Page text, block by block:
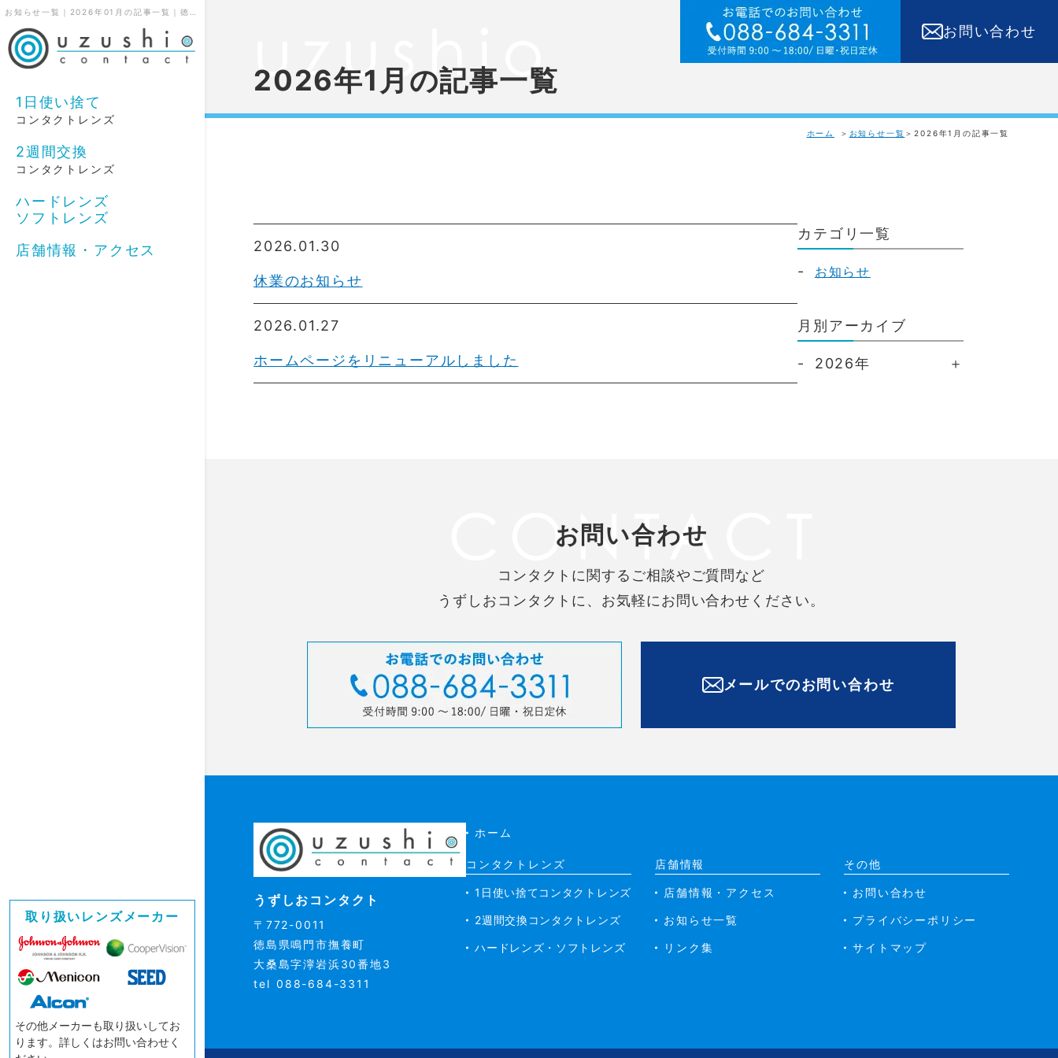
1日使い捨て
コンタクトレンズ
2週間交換
コンタクトレンズ
ハードレンズ
ソフトレンズ
店舗情報・アクセス
取り扱いレンズメーカー
その他メーカーも取り扱いしてお
ります。 詳しくはお問い合わせく
2026年1月の記事一覧
ホーム お知らせ一覧 2026年1月の記事一覧
2026.01.30
休業のお知らせ
2026.01.27
ホームページをリニューアルしました
カテゴリ一覧
お知らせ
月別アーカイブ
2026年
お問い合わせ
コンタクトに関するご相談やご質問など
うずしおコンタクトに、お気軽にお問い合わせください。
メールでのお問い合わせ
うずしおコンタクト
〒772-0011
徳島県鳴門市撫養町
大桑島字濘岩浜30番地3
tel 088-684-3311
ホーム
コンタクトレンズ
1日使い捨てコンタクトレンズ
2週間交換コンタクトレンズ
ハードレンズ・ソフトレンズ
店舗情報
店舗情報・アクセス
お知らせ一覧
リンク集
その他
お問い合わせ
プライバシーポリシー
サイトマップ
お問い合わせ